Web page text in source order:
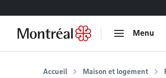
Menu
Accueil Maison et logement